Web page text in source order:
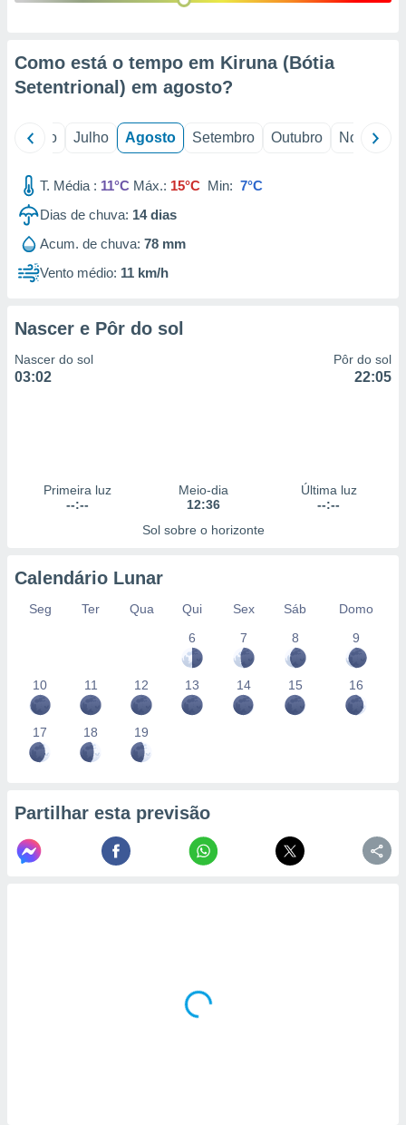
através
estudos
de
1199
Como está o tempo em Kiruna (Bótia
Setentrional) em agosto?
Junho Julho Agosto Setembro Outubro Novembro
T. Média : 11°C Máx.: 15°C Min: 7°C
Dias de chuva: 14dias
Acum. de chuva: 78 mm
Vento médio: 11 km/h
Nascer e Pôr do sol
Nascer do sol
03:02
Pôr do sol
22:05
Primeira luz
--:--
Meio-dia
12:36
Última luz
--:--
Sol sobre o horizonte
Calendário Lunar
Seg Ter Qua Qui Sex Sáb
Domo
6
7 8 9
10 11 12 13 14 15 16
17 18 19
Partilhar esta previsão